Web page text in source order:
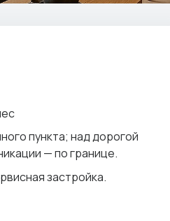
пункта; над дорогой
— по границе.
застройка.